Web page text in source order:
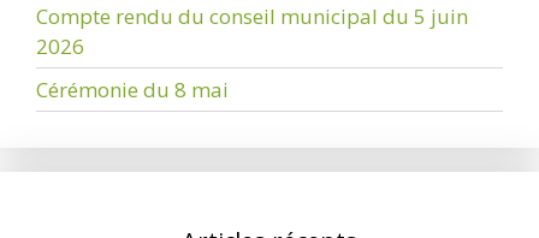
Compte rendu du conseil municipal du 5 juin
2026
Cérémonie du 8 mai